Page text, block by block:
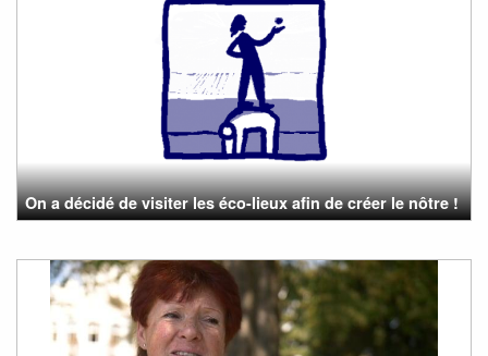
On a décidé de visiter les éco-lieux afin de créer le nôtre !